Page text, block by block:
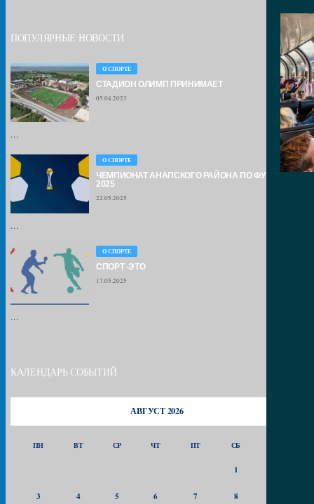
ПОПУЛЯРНЫЕ НОВОСТИ
О СПОРТЕ
СТАДИОН ОЛИМП ПРИНИМАЕТ
05.04.2023
...
О СПОРТЕ
ЧЕМПИОНАТ АНАПСКОГО РАЙОНА ПО ФУТБОЛУ –
2025
22.05.2025
...
О СПОРТЕ
СПОРТ -ЭТО
17.05.2025
...
КАЛЕНДАРЬ СОБЫТИЙ
АВГУСТ 2026
ПН ВТ СР ЧТ ПТ СБ
1
3 4 5 6 7 8